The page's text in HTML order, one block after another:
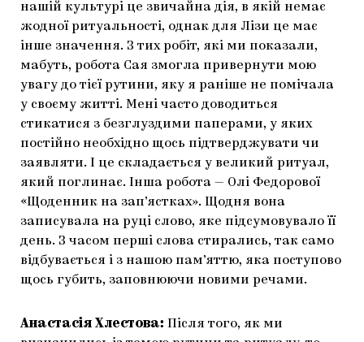
нашій культурі це звичайна дія, в якій немає
жодної ритуальності, однак для Лізи це має
інше значення. З тих робіт, які ми показали,
мабуть, робота Сая змогла привернути мою
увагу до тієї рутини, яку я раніше не помічала
у своєму житті. Мені часто доводиться
стикатися з безглуздими паперами, у яких
постійно необхідно щось підтверджувати чи
заявляти. І це складається у великий ритуал,
який поглинає. Інша робота — Олі Федорової
«Щоденник на зап’ястках». Щодня вона
записувала на руці слово, яке підсумовувало її
день. З часом перші слова стирались, так само
відбувається і з нашою пам’яттю, яка поступово
щось губить, заповнюючи новими речами.
Анастасія Хлестова: Після того, як ми